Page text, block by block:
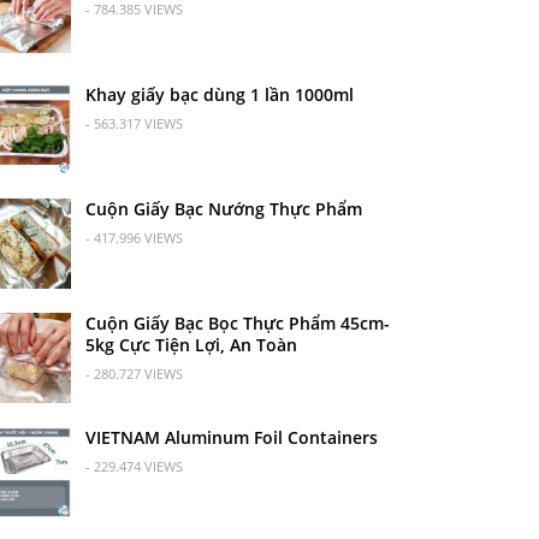
- 784.385 VIEWS
Khay giấy bạc dùng 1 lần 1000ml
- 563.317 VIEWS
Cuộn Giấy Bạc Nướng Thực Phẩm
- 417.996 VIEWS
Cuộn Giấy Bạc Bọc Thực Phẩm 45cm-
5kg Cực Tiện Lợi, An Toàn
- 280.727 VIEWS
VIETNAM Aluminum Foil Containers
- 229.474 VIEWS